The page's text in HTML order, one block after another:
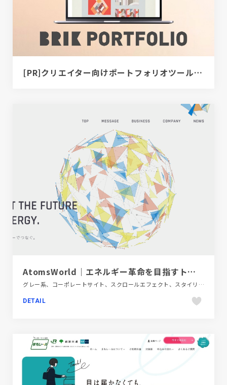
[PR]クリエイター向けポートフォリオツール｜BRIK PORTFOLIO
AtomsWorld｜エネルギー革命を目指すトータルソリューショングループ
グレー系、コーポレートサイト、スクロールエフェクト、スタイリッシュ、タイポグラフィー、ダイナミック、テクノロジー・サイエンス
DETAIL